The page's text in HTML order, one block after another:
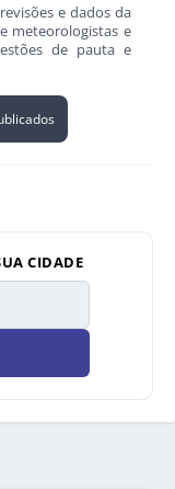
e dados da
meteorologistas e
de pauta e
CIDADE